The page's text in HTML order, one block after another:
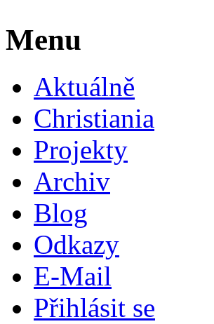
Menu
Aktuálně
Christiania
Projekty
Archiv
Blog
Odkazy
E-Mail
Přihlásit se